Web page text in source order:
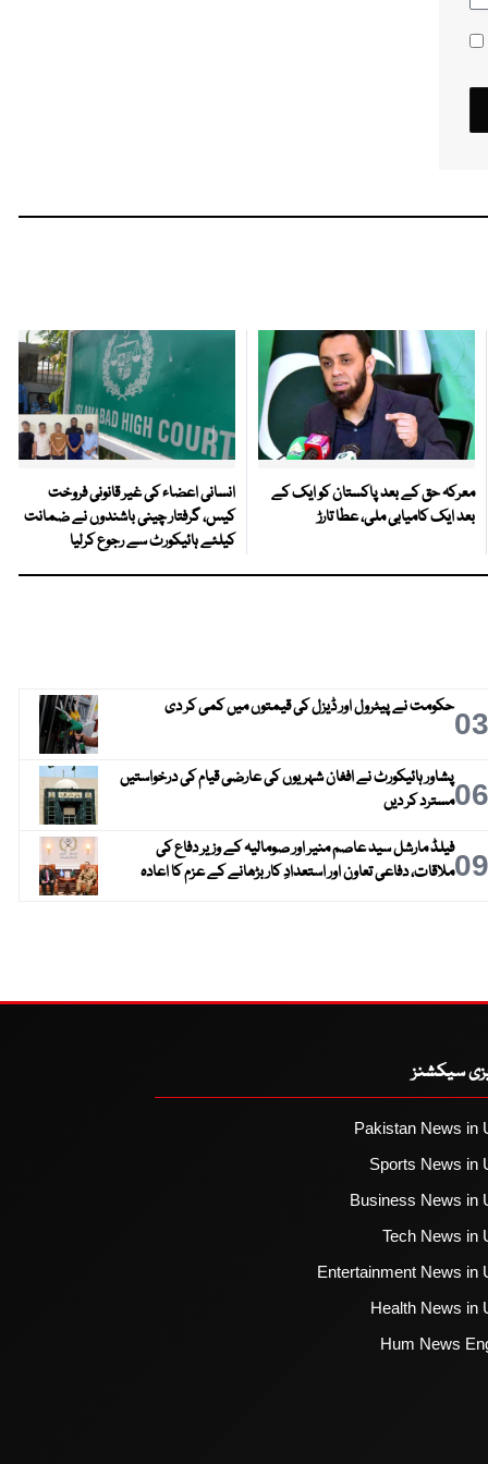
معرکہ حق کے بعد پاکستان کو ایک کے
بعد ایک کامیابی ملی، عطا تارڑ
انسانی اعضاء کی غیر قانونی فروخت
کیس، گرفتار چینی باشندوں نے ضمانت
کیلئے ہائیکورٹ سے رجوع کرلیا
03حکومت نے پیٹرول اور ڈیزل کی قیمتوں میں کمی کر دی
06پشاور ہائیکورٹ نے افغان شہریوں کی عارضی قیام کی درخواستیں
مسترد کر دیں
09فیلڈ مارشل سید عاصم منیر اور صومالیہ کے وزیر دفاع کی
ملاقات، دفاعی تعاون اور استعدادِ کار بڑھانے کے عزم کا اعادہ
سیکشنز
Pakistan News in
Sports News in
Business News in
Tech News in
Entertainment News in
Health News in
Hum News